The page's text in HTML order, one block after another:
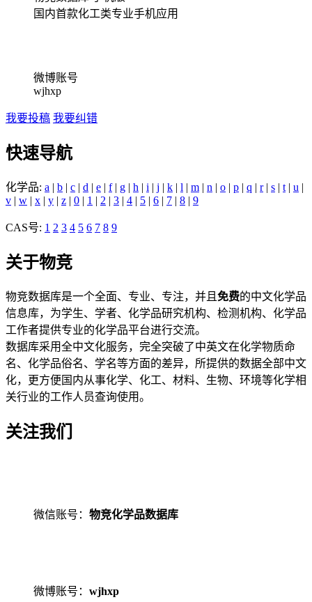
国内首款化工类专业手机应用
微博账号
wjhxp
我要投稿 我要纠错
快速导航
化学品: a | b | c | d | e | f| g | h | i | j | k | l | m | n | o | p | q | r| s | t | u |
v | w | x | y | z | 0 | 1 | 2 | 3 | 4 | 5 | 6 | 7 | 8 | 9
CAS号: 1 2 3 4 5 6 7 8 9
关于物竞
物竞数据库是一个全面、专业、专注，并且 免费的中文化学品
信息库，为学生、学者、化学品研究机构、检测机构、化学品
工作者提供专业的化学品平台进行交流。
数据库采用全中文化服务，完全突破了中英文在化学物质命
名、化学品俗名、学名等方面的差异，所提供的数据全部中文
化，更方便国内从事化学、化工、材料、生物、环境等化学相
关行业的工作人员查询使用。
关注我们
微信账号： 物竞化学品数据库
微博账号： wjhxp